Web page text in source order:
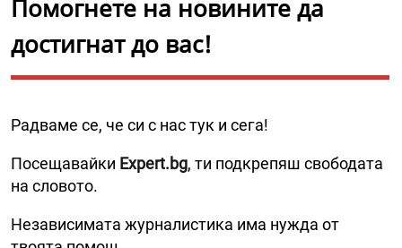
Помогнете на новините да
достигнат до вас!
Радваме се, че си с нас тук и сега!
Посещавайки Expert.bg, ти подкрепяш свободата
на словото.
Независимата журналистика има нужда от